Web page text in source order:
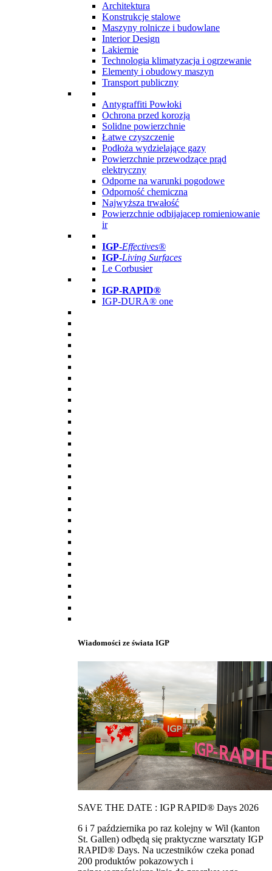
Architektura
Konstrukcje stalowe
Maszyny rolnicze i budowlane
Interior Design
Lakiernie
Technologia klimatyzacja i ogrzewanie
Elementy i obudowy maszyn
Transport publiczny
Antygraffiti Powłoki
Ochrona przed korozją
Solidne powierzchnie
Łatwe czyszczenie
Podłoża wydzielające gazy
Powierzchnie przewodzące prąd
elektryczny
Odporne na warunki pogodowe
Odporność chemiczna
Najwyższa trwałość
Powierzchnie odbijajacep romieniowanie
ir
IGP-Effectives®
IGP-Living Surfaces
Le Corbusier
IGP-RAPID®
IGP-DURA® one
Wiadomości ze świata IGP
SAVE THE DATE : IGP RAPID® Days 2026
6 i 7 października po raz kolejny w Wil (kanton
St. Gallen) odbędą się praktyczne warsztaty IGP
RAPID® Days. Na uczestników czeka ponad
200 produktów pokazowych i